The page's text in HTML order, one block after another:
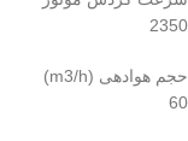
2350
حجم هوادهی (m3/h)
60